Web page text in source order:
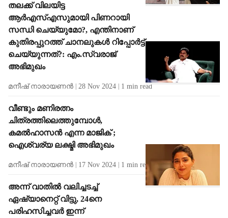
തലക്ക് വിലയിട്ട
ആർഎസ്എസുമായി പിണറായി
സന്ധി ചെയ്യുമോ?, എന്തിനാണ്
കുതിരപ്പുറത്ത് ചാനലുകൾ റിപ്പോർട്ട്
ചെയ്യുന്നത്?: എം.സ്വരാജ്
അഭിമുഖം
മനീഷ് നാരായണന്‍ 28 Nov 2024 1 min read
വീണ്ടും മണിരത്നം
ചിത്രത്തിലെത്തുമ്പോൾ,
കമൽഹാസൻ എന്ന മാജിക് ;
ഐശ്വര്യ ലക്ഷ്മി അഭിമുഖം
മനീഷ് നാരായണന്‍ 17 Nov 2024 1 min read
അന്ന് വാതിൽ വലിച്ചടച്ച്
ഏഷ്യാനെറ്റ് വിട്ടു, 24നെ
പരിഹസിച്ചവർ ഇന്ന്